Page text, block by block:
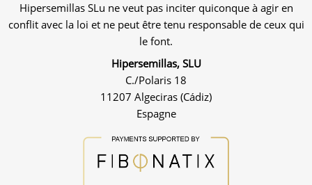
Hipersemillas SLu ne veut pas inciter quiconque à agir en
conflit avec la loi et ne peut être tenu responsable de ceux qui
le font.
Hipersemillas, SLU
C./Polaris 18
11207 Algeciras (Cádiz)
Espagne